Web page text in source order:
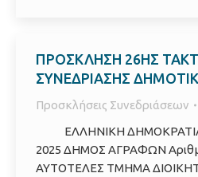
ΠΡΟΣΚΛΗΣΗ 26ΗΣ
ΣΥΝΕΔΡΙΑΣΗΣ
Προσκλήσεις Συνεδριάσεων
ΕΛΛΗΝΙΚΗ ΔΗΜΟΚΡΑΤΙΑ
2025 ΔΗΜΟΣ ΑΓΡΑΦΩΝ
ΑΥΤΟΤΕΛΕΣ ΤΜΗΜΑ